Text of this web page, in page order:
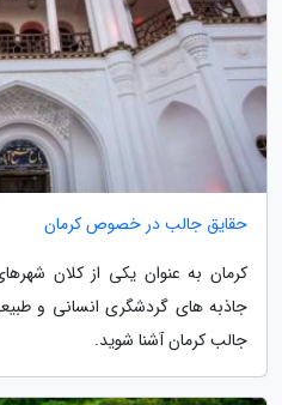
حقایق جالب در خصوص کرمان
کرمان به عنوان یکی از کلان
جاذبه های گردشگری انسانی و
جالب کرمان آشنا شوید.